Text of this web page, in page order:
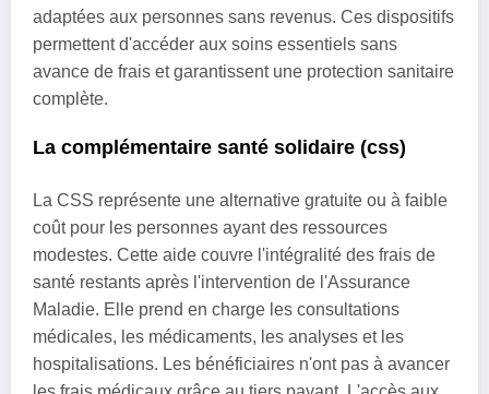
adaptées aux personnes sans revenus. Ces dispositifs
permettent d'accéder aux soins essentiels sans
avance de frais et garantissent une protection sanitaire
complète.
La complémentaire santé solidaire (css)
La CSS représente une alternative gratuite ou à faible
coût pour les personnes ayant des ressources
modestes. Cette aide couvre l'intégralité des frais de
santé restants après l'intervention de l'Assurance
Maladie. Elle prend en charge les consultations
médicales, les médicaments, les analyses et les
hospitalisations. Les bénéficiaires n'ont pas à avancer